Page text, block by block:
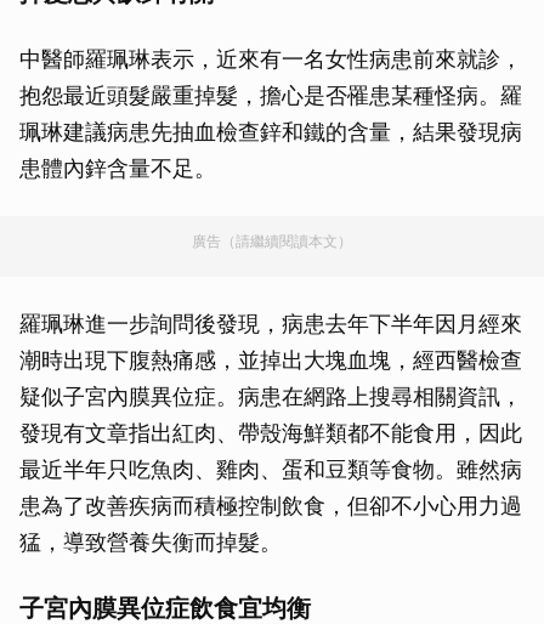
中醫師羅珮琳表示，近來有一名女性病患前來就診，
抱怨最近頭髮嚴重掉髮，擔心是否罹患某種怪病。羅
珮琳建議病患先抽血檢查鋅和鐵的含量，結果發現病
患體內鋅含量不足。
廣告（請繼續閱讀本文）
羅珮琳進一步詢問後發現，病患去年下半年因月經來
潮時出現下腹熱痛感，並掉出大塊血塊，經西醫檢查
疑似子宮內膜異位症。病患在網路上搜尋相關資訊，
發現有文章指出紅肉、帶殼海鮮類都不能食用，因此
最近半年只吃魚肉、雞肉、蛋和豆類等食物。雖然病
患為了改善疾病而積極控制飲食，但卻不小心用力過
猛，導致營養失衡而掉髮。
子宮內膜異位症飲食宜均衡